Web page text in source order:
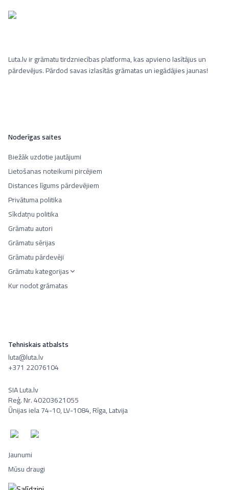
Luta.lv ir grāmatu tirdzniecības platforma, kas apvieno lasītājus un
pārdevējus. Pārdod savas izlasītās grāmatas un iegādājies jaunas!
Noderīgas saites
Biežāk uzdotie jautājumi
Lietošanas noteikumi pircējiem
Distances līgums pārdevējiem
Privātuma politika
Sīkdatņu politika
Grāmatu autori
Grāmatu sērijas
Grāmatu pārdevēji
Grāmatu kategorijas
Kur nodot grāmatas
Tehniskais atbalsts
luta@luta.lv
+371 22076104
SIA Luta.lv
Reģ. Nr. 40203621055
Ūnijas iela 74-10, LV-1084, Rīga, Latvija
Jaunumi
Mūsu draugi